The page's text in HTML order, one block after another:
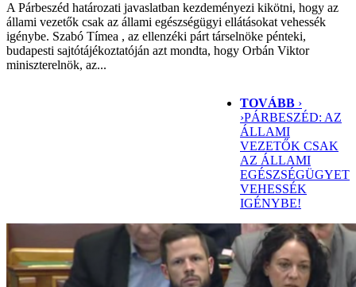
A Párbeszéd határozati javaslatban kezdeményezi kikötni, hogy az
állami vezetők csak az állami egészségügyi ellátásokat vehessék
igénybe. Szabó Tímea , az ellenzéki párt társelnöke pénteki,
budapesti sajtótájékoztatóján azt mondta, hogy Orbán Viktor
miniszterelnök, az...
TOVÁBB ›
›PÁRBESZÉD: AZ
ÁLLAMI
VEZETŐK CSAK
AZ ÁLLAMI
EGÉSZSÉGÜGYET
VEHESSÉK
IGÉNYBE!